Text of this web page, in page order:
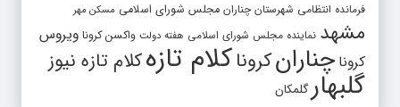
فرمانده انتظامی شهرستان چناران مجلس شورای اسلامی مسکن مهر
مشهد نماینده مجلس شورای اسلامی هفته دولت واکسن کرونا ویروس
کرونا چنارانکروناکلام تازهکلام تازه نیوز
گلبهارگلمکان